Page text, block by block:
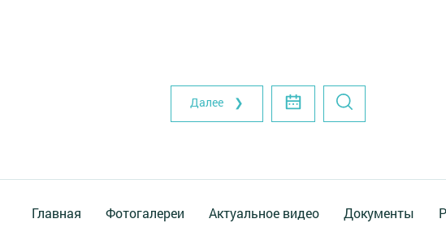
Далее ❯
Главная Фотогалереи Актуальное видео Документы